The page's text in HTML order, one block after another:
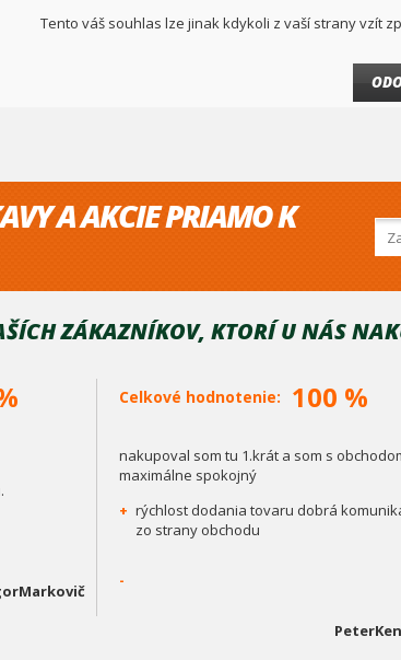
Tento váš souhlas lze jinak kdykoli z vaší strany vzít
A AKCIE PRIAMO K
ZÁKAZNÍKOV, KTORÍ U NÁS
Celkové hodnotenie: 100 %
nakupoval som tu 1.krát a som s
maximálne spokojný
+ rýchlost dodania tovaru dobrá
zo strany obchodu
-